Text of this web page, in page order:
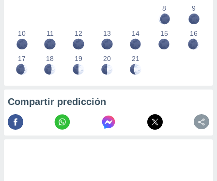
8
9
10 11 12 13 14 15 16
17 18 19 20 21
Compartir predicción